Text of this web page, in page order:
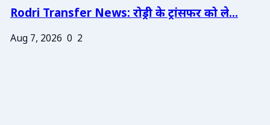
Rodri Transfer News: रोड्री के ट्रांसफर को ले...
Aug 7, 2026 0 2